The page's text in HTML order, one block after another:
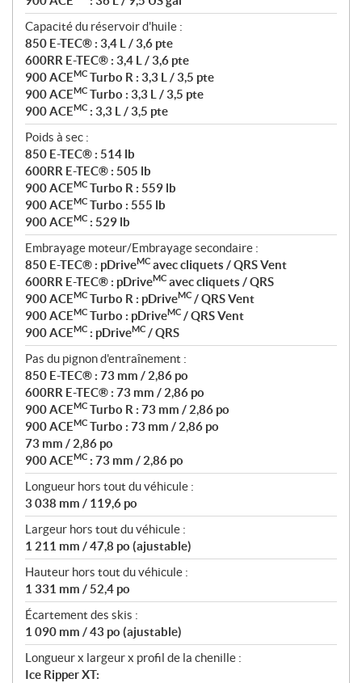
Capacité du réservoir d'huile :
850 E-TEC® : 3,4 L / 3,6 pte
600RR E-TEC® : 3,4 L / 3,6 pte
900 ACEMC Turbo R : 3,3 L / 3,5 pte
900 ACEMC Turbo : 3,3 L / 3,5 pte
900 ACEMC : 3,3 L / 3,5 pte
Poids à sec :
850 E-TEC® : 514 lb
600RR E-TEC® : 505 lb
900 ACEMC Turbo R : 559 lb
900 ACEMC Turbo : 555 lb
900 ACEMC : 529 lb
Embrayage moteur/Embrayage secondaire :
850 E-TEC® : pDriveMC avec cliquets / QRS Vent
600RR E-TEC® : pDriveMC avec cliquets / QRS
900 ACEMC Turbo R : pDriveMC / QRS Vent
900 ACEMC Turbo : pDriveMC / QRS Vent
900 ACEMC : pDriveMC / QRS
Pas du pignon d'entraînement :
850 E-TEC® : 73 mm / 2,86 po
600RR E-TEC® : 73 mm / 2,86 po
900 ACEMC Turbo R : 73 mm / 2,86 po
900 ACEMC Turbo : 73 mm / 2,86 po
73 mm / 2,86 po
900 ACEMC : 73 mm / 2,86 po
Longueur hors tout du véhicule :
3 038 mm / 119,6 po
Largeur hors tout du véhicule :
1 211 mm / 47,8 po (ajustable)
Hauteur hors tout du véhicule :
1 331 mm / 52,4 po
Écartement des skis :
1 090 mm / 43 po (ajustable)
Longueur x largeur x profil de la chenille :
Ice Ripper XT: